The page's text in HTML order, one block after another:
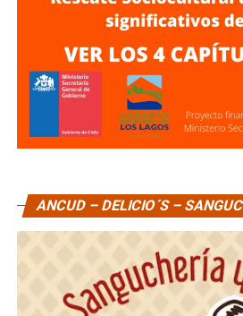
ANCUD – DELICIO´S –